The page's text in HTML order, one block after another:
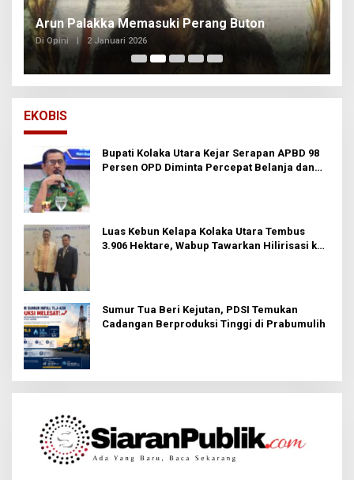
Arun Palakka Memasuki Perang Buton
Di Opini | 2 Januari 2026
EKOBIS
Bupati Kolaka Utara Kejar Serapan APBD 98
Persen OPD Diminta Percepat Belanja dan
Luas Kebun Kelapa Kolaka Utara Tembus
3.906 Hektare, Wabup Tawarkan Hilirisasi ke
Sumur Tua Beri Kejutan, PDSI Temukan
Cadangan Berproduksi Tinggi di Prabumulih